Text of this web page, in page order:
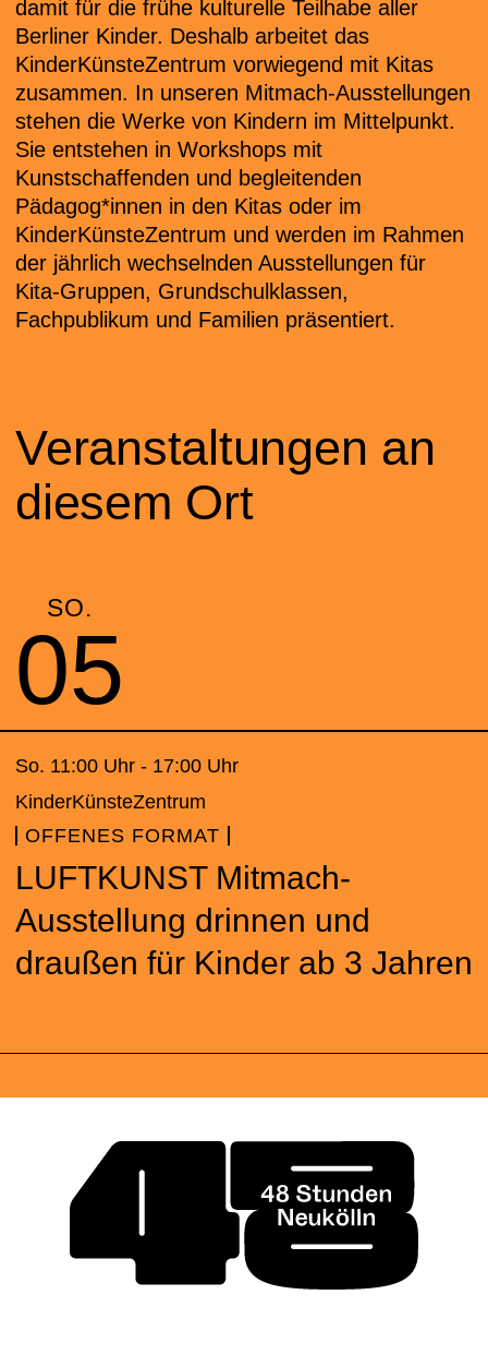
damit für die frühe kulturelle Teilhabe aller
Berliner Kinder. Deshalb arbeitet das
KinderKünsteZentrum vorwiegend mit Kitas
zusammen. In unseren Mitmach-Ausstellungen
stehen die Werke von Kindern im Mittelpunkt.
Sie entstehen in Workshops mit
Kunstschaffenden und begleitenden
Pädagog*innen in den Kitas oder im
KinderKünsteZentrum und werden im Rahmen
der jährlich wechselnden Ausstellungen für
Kita-Gruppen, Grundschulklassen,
Fachpublikum und Familien präsentiert.
Veranstaltungen an
diesem Ort
SO.
05
So. 11:00 Uhr - 17:00 Uhr
KinderKünste­Zentrum
OFFENES FORMAT
LUFTKUNST Mitmach-
Ausstellung drinnen und
draußen für Kinder ab 3 Jahren